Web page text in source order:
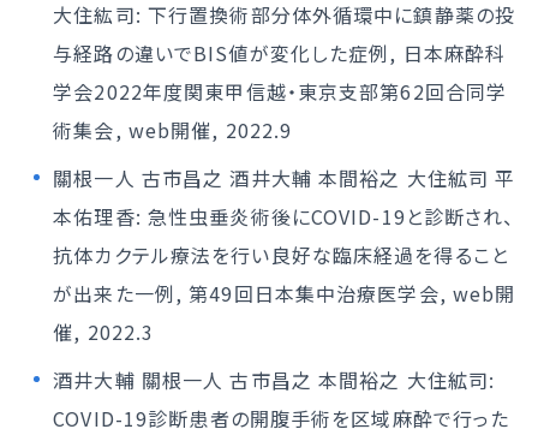
大住紘司: 下行置換術部分体外循環中に鎮静薬の投
与経路の違いでBIS値が変化した症例, 日本麻酔科
学会2022年度関東甲信越・東京支部第62回合同学
術集会, web開催, 2022.9
關根一人 古市昌之 酒井大輔 本間裕之 大住絋司 平
本佑理香: 急性虫垂炎術後にCOVID-19と診断され、
抗体カクテル療法を行い良好な臨床経過を得ること
が出来た一例, 第49回日本集中治療医学会, web開
催, 2022.3
酒井大輔 關根一人 古市昌之 本間裕之 大住絋司:
COVID-19診断患者の開腹手術を区域麻酔で行った